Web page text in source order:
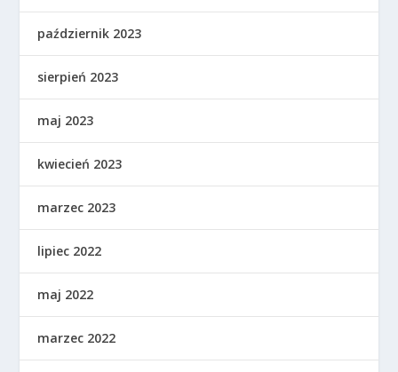
październik 2023
sierpień 2023
maj 2023
kwiecień 2023
marzec 2023
lipiec 2022
maj 2022
marzec 2022